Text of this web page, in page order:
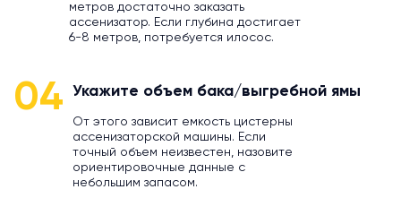
метров достаточно заказать
ассенизатор. Если глубина достигает
6-8 метров, потребуется илосос.
04 Укажите объем бака/выгребной ямы
От этого зависит емкость цистерны
ассенизаторской машины. Если
точный объем неизвестен, назовите
ориентировочные данные с
небольшим запасом.